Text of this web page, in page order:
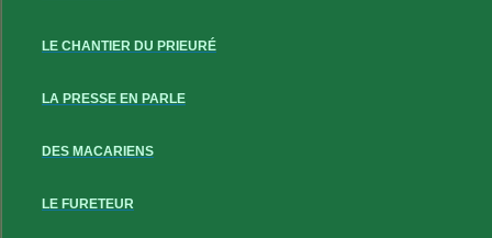
LE CHANTIER DU PRIEURÉ
LA PRESSE EN PARLE
DES MACARIENS
LE FURETEUR